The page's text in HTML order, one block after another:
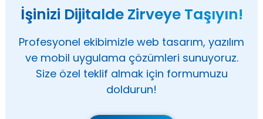
İşinizi Dijitalde Zirveye Taşıyın!
Profesyonel ekibimizle web tasarım, yazılım
ve mobil uygulama çözümleri sunuyoruz.
Size özel teklif almak için formumuzu
doldurun!